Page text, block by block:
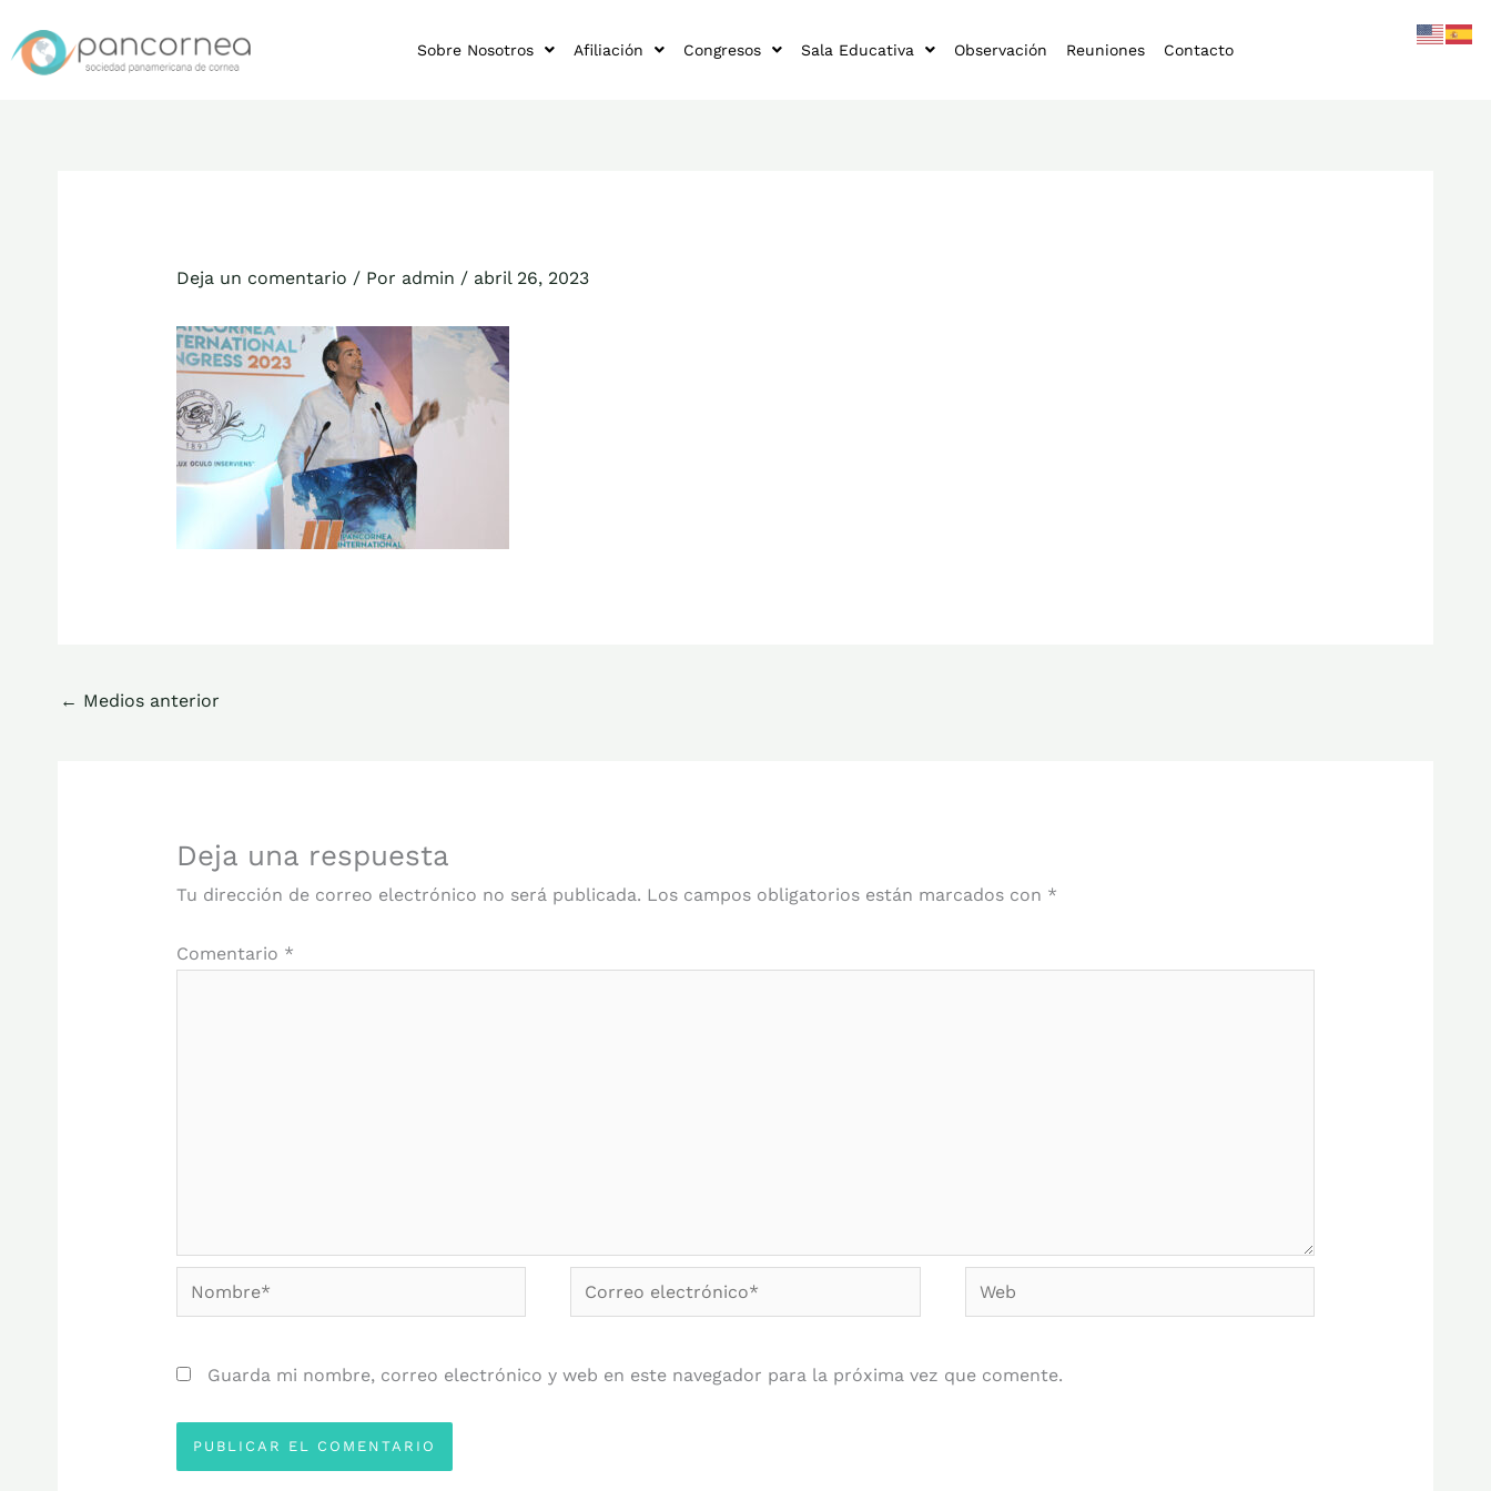
contenido
Sobre Nosotros Afiliación Congresos Sala Educativa Observación Reuniones Contacto
Deja un comentario / Por admin / abril 26, 2023
← Medios anterior
Deja una respuesta
Tu dirección de correo electrónico no será publicada. Los campos obligatorios están marcados con *
Comentario *
Nombre*
Correo
electrónico*
Web
Guarda mi nombre, correo electrónico y web en este navegador para la próxima vez que comente.